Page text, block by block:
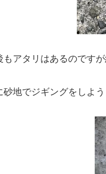
もアタリはあるのです
砂地でジギングをしよ